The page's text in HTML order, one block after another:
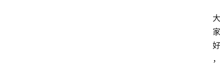
大
家
好
，